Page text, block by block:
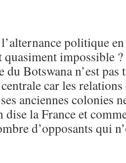
politique
impossible ?
du Botswana n’est pas
car les
anciennes colonies
dise la France et
d’opposants qui